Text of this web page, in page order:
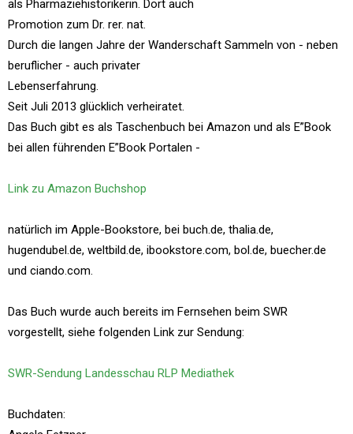
als Pharmaziehistorikerin. Dort auch
Promotion zum Dr. rer. nat.
Durch die langen Jahre der Wanderschaft Sammeln von - neben
beruflicher - auch privater
Lebenserfahrung.
Seit Juli 2013 glücklich verheiratet.
Das Buch gibt es als Taschenbuch bei Amazon und als E”Book
bei allen führenden E”Book Portalen -
Link zu Amazon Buchshop
natürlich im Apple-Bookstore, bei buch.de, thalia.de,
hugendubel.de, weltbild.de, ibookstore.com, bol.de, buecher.de
und ciando.com.
Das Buch wurde auch bereits im Fernsehen beim SWR
vorgestellt, siehe folgenden Link zur Sendung:
SWR-Sendung Landesschau RLP Mediathek
Buchdaten: